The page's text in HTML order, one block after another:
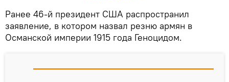
​Ранее 46-й президент США распространил
заявление, в котором назвал резню армян в
Османской империи 1915 года Геноцидом.